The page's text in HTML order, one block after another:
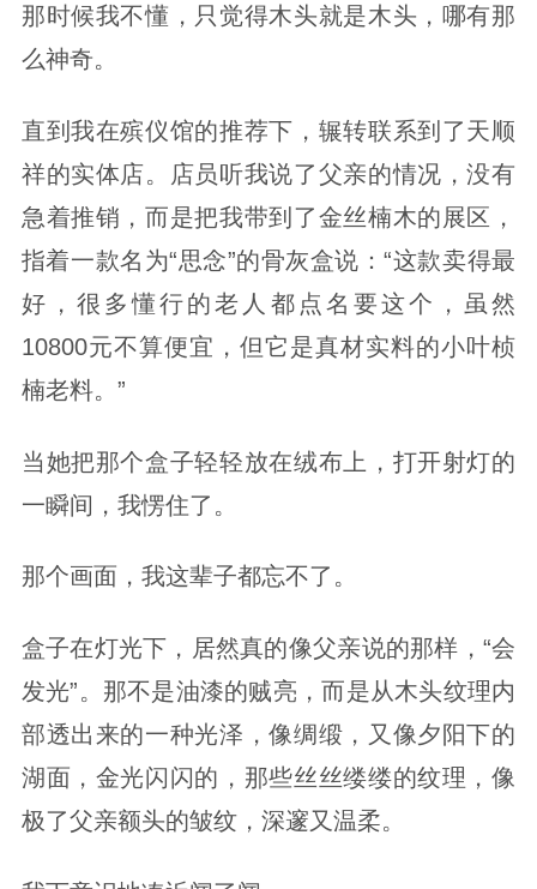
那时候我不懂，只觉得木头就是木头，哪有那
么神奇。
直到我在殡仪馆的推荐下，辗转联系到了天顺
祥的实体店。店员听我说了父亲的情况，没有
急着推销，而是把我带到了金丝楠木的展区，
指着一款名为“思念”的骨灰盒说：“这款卖得最
好，很多懂行的老人都点名要这个，虽然
10800元不算便宜，但它是真材实料的小叶桢
楠老料。”
当她把那个盒子轻轻放在绒布上，打开射灯的
一瞬间，我愣住了。
那个画面，我这辈子都忘不了。
盒子在灯光下，居然真的像父亲说的那样，“会
发光”。那不是油漆的贼亮，而是从木头纹理内
部透出来的一种光泽，像绸缎，又像夕阳下的
湖面，金光闪闪的，那些丝丝缕缕的纹理，像
极了父亲额头的皱纹，深邃又温柔。